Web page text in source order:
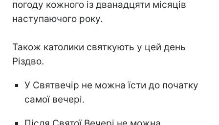
погоду кожного із дванадцяти місяців
наступаючого року.
Також католики святкують у цей день
Різдво.
У Святвечір не можна їсти до початку
самої вечері.